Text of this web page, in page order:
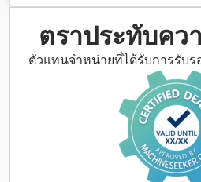
ตราประทับคว
ตัวแทนจำหน่ายที่ได้รับการรับร